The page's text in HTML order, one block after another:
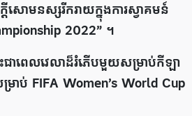
សោមនស្សរីករាយក្នុងការស្វាគមន៍
2022” ។
ជាពេលវេលាដ៏រំភើបមួយសម្រាប់កីឡា
ប់ FIFA Women’s World Cup